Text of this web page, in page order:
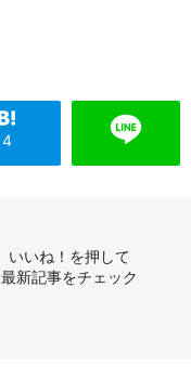
4
いいね！を押して
最新記事をチェック